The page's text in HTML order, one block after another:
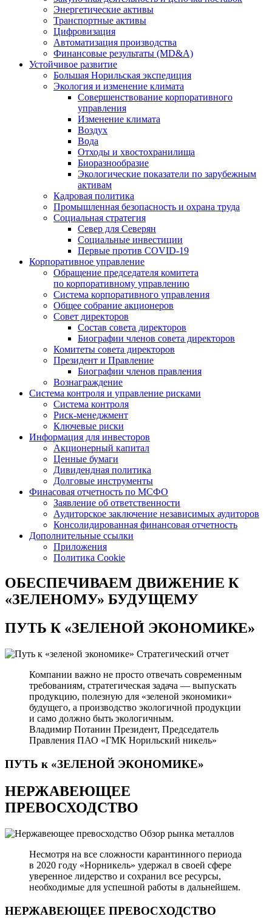
Энергетические активы
Транспортные активы
Цифровизация
Автоматизация производства
Финансовые результаты (MD&A)
Устойчивое развитие
Большая Норильская экспедиция
Экология и изменение климата
Совершенствование корпоративного
управления
Изменение климата
Воздух
Вода
Отходы и хвостохранилища
Биоразнообразие
Экологические показатели по зарубежным
активам
Кадровая политика
Промышленная безопасность и охрана труда
Социальная стратегия
Север для Северян
Социальные инвестиции
Первые против COVID‑19
Корпоративное управление
Обращение председателя комитета
по корпоративному управлению
Система корпоративного управления
Общее собрание акционеров
Совет директоров
Состав совета директоров
Биографии членов совета директоров
Комитеты совета директоров
Президент и Правление
Биографии членов правления
Вознаграждение
Система контроля и управление рисками
Система контроля
Риск-менеджмент
Ключевые риски
Информация для инвесторов
Акционерный капитал
Ценные бумаги
Дивидендная политика
Долговые инструменты
Финасовая отчетность по МСФО
Заявление об ответственности
Аудиторское заключение независимых аудиторов
Консолидированная финансовая отчетность
Дополнительные ссылки
Приложения
Политика Cookie
ОБЕСПЕЧИВАЕМ ДВИЖЕНИЕ К
«ЗЕЛЕНОМУ» БУДУЩЕМУ
ПУТЬ К«ЗЕЛЕНОЙ ЭКОНОМИКЕ»
Стратегический отчет
Компании важно не просто отвечать современным
требованиям, стратегическая задача — выпускать
продукцию, полезную для «зеленой экономики»
будущего, а производство экологичной продукции
и само должно быть экологичным.
Владимир Потанин Президент, Председатель
Правления ПАО «ГМК Норильский никель»
ПУТЬ к «ЗЕЛЕНОЙ ЭКОНОМИКЕ»
НЕРЖАВЕЮЩЕЕ
ПРЕВОСХОДСТВО
Обзор рынка металлов
Несмотря на все сложности карантинного периода
в 2020 году «Норникель» удержал в своей сфере
уверенное лидерство и сохранил все ресурсы,
необходимые для успешной работы в дальнейшем.
НЕРЖАВЕЮЩЕЕ ПРЕВОСХОДСТВО